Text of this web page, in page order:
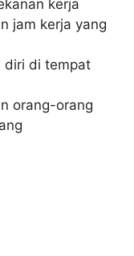
kerja
jam kerja yang
di tempat
orang-orang